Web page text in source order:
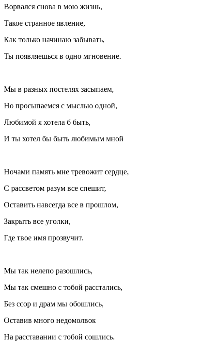
Ворвался снова в мою жизнь,
Такое странное явление,
Как только начинаю забывать,
Ты появляешься в одно мгновение.
Мы в разных постелях засыпаем,
Но просыпаемся с мыслью одной,
Любимой я хотела б быть,
И ты хотел бы быть любимым мной
Ночами память мне тревожит сердце,
С рассветом разум все спешит,
Оставить навсегда все в прошлом,
Закрыть все уголки,
Где твое имя прозвучит.
Мы так нелепо разошлись,
Мы так смешно с тобой расстались,
Без ссор и драм мы обошлись,
Оставив много недомолвок
На расставании с тобой сошлись.